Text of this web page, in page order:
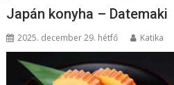
Japán konyha – Datemaki
2025. december 29. hétfő Katika